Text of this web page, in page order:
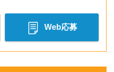
Web応募